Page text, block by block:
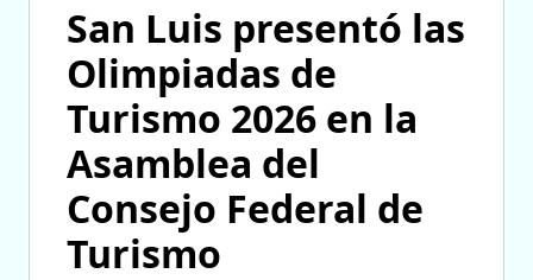
San Luis presentó las
Olimpiadas de
Turismo 2026 en la
Asamblea del
Consejo Federal de
Turismo